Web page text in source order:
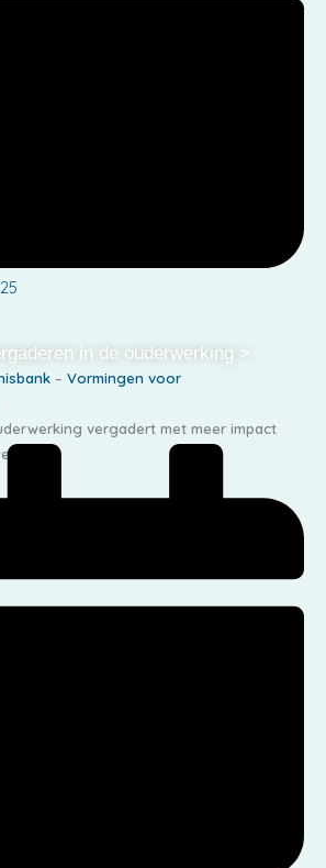
in de ouderwerking >
– Vormingen voor
vergadert met meer impact